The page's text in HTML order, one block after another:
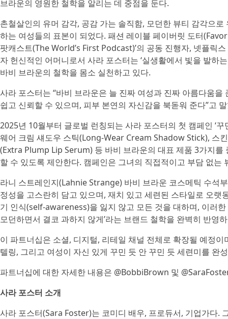
브라운의 영원한 철학을 알리는 데 중점을 둔다.
촌철살인의 유머 감각, 공감 가는 솔직함, 모던한 뷰티 감각으
하는 여성들의 표본이 되었다. 패션 레이블 페이버릿 도터
팟캐스트(The World’s First Podcast)’의 공동 진행자, 넷플릭
자 헌신적인 어머니로서 사라 포스터는 ‘실생활에서 빛을 발
바비 브라운의 철학을 몸소 실천하고 있다.
사라 포스터는 “바비 브라운은 늘 진짜 여성과 진짜 아름다움
쉽고 신뢰할 수 있으며, 피부 본연의 자신감을 북돋워 준다”고
2025년 10월부터 글로벌 런칭되는 사라 포스터의 첫 캠페인 ‘
웨어 크림 섀도우 스틱(Long-Wear Cream Shadow Stick), 스
(Extra Plump Lip Serum) 등 바비 브라운의 대표 제품 3가지
할 수 있도록 제안한다. 캠페인은 그녀의 직접적이고 부담 없는
라니 스트레인지(Lahnie Strange) 바비 브라운 코스메틱 수석
정성을 고스란히 담고 있으며, 재치 있고 세련된 스타일로 오
기 인식(self-awareness)을 잃지 않고 모든 것을 대하며, 이러
모던하면서 결코 과하지 않게’라는 브랜드 철학을 완벽히 반영
이 파트너십은 소셜, 디지털, 리테일 채널 전체로 확장될 예정
텔링, 그리고 여성이 자신 있게 꾸민 듯 안 꾸민 듯 세련미를 완
파트너십에 대한 자세한 내용은 @BobbiBrown 및
사라 포스터 소개
사라 포스터(Sara Foster)는 코미디 배우, 프로듀서, 기업가다.